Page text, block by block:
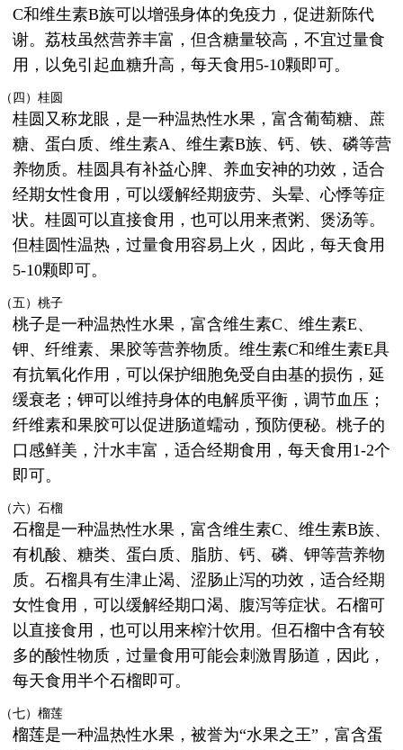
C和维生素B族可以增强身体的免疫力，促进新陈代
谢。荔枝虽然营养丰富，但含糖量较高，不宜过量食
用，以免引起血糖升高，每天食用5-10颗即可。
（四）桂圆
桂圆又称龙眼，是一种温热性水果，富含葡萄糖、蔗
糖、蛋白质、维生素A、维生素B族、钙、铁、磷等营
养物质。桂圆具有补益心脾、养血安神的功效，适合
经期女性食用，可以缓解经期疲劳、头晕、心悸等症
状。桂圆可以直接食用，也可以用来煮粥、煲汤等。
但桂圆性温热，过量食用容易上火，因此，每天食用
5-10颗即可。
（五）桃子
桃子是一种温热性水果，富含维生素C、维生素E、
钾、纤维素、果胶等营养物质。维生素C和维生素E具
有抗氧化作用，可以保护细胞免受自由基的损伤，延
缓衰老；钾可以维持身体的电解质平衡，调节血压；
纤维素和果胶可以促进肠道蠕动，预防便秘。桃子的
口感鲜美，汁水丰富，适合经期食用，每天食用1-2个
即可。
（六）石榴
石榴是一种温热性水果，富含维生素C、维生素B族、
有机酸、糖类、蛋白质、脂肪、钙、磷、钾等营养物
质。石榴具有生津止渴、涩肠止泻的功效，适合经期
女性食用，可以缓解经期口渴、腹泻等症状。石榴可
以直接食用，也可以用来榨汁饮用。但石榴中含有较
多的酸性物质，过量食用可能会刺激胃肠道，因此，
每天食用半个石榴即可。
（七）榴莲
榴莲是一种温热性水果，被誉为“水果之王”，富含蛋